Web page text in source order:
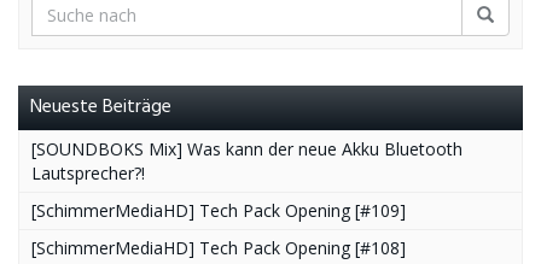
Neueste Beiträge
[SOUNDBOKS Mix] Was kann der neue Akku Bluetooth
Lautsprecher?!
[SchimmerMediaHD] Tech Pack Opening [#109]
[SchimmerMediaHD] Tech Pack Opening [#108]